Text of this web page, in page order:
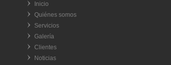
Inicio
Quiénes somos
Servicios
Galería
Clientes
Noticias